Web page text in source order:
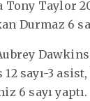
Tony Taylor
Durmaz 6
sayı-3
6 sayı yaptı.